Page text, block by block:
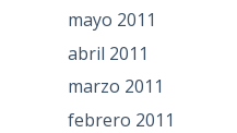
mayo 2011
abril 2011
marzo 2011
febrero 2011